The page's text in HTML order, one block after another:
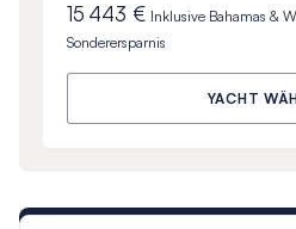
15 443 € Inklusive Bahamas &
Sonderersparnis
YACHT